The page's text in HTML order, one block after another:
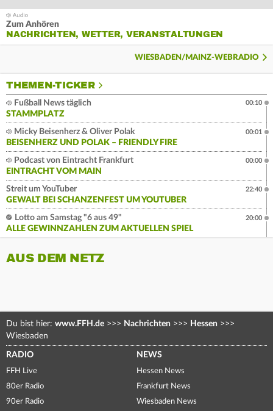
Zum Anhören
NACHRICHTEN, WETTER, VERANSTALTUNGEN
WIESBADEN/MAINZ-WEBRADIO
THEMEN-TICKER
Fußball News täglich
STAMMPLATZ
00:10
Micky Beisenherz & Oliver Polak
BEISENHERZ UND POLAK – FRIENDLY FIRE
00:01
Podcast von Eintracht Frankfurt
EINTRACHT VOM MAIN
00:00
Streit um YouTuber
GEWALT BEI SCHANZENFEST UM YOUTUBER
22:40
Lotto am Samstag "6 aus 49"
ALLE GEWINNZAHLEN ZUM AKTUELLEN SPIEL
20:00
AUS DEM NETZ
Du bist hier: www.FFH.de >>> Nachrichten >>> Hessen >>>
Wiesbaden
RADIO
FFH Live
80er Radio
90er Radio
NEWS
Hessen News
Frankfurt News
Wiesbaden News